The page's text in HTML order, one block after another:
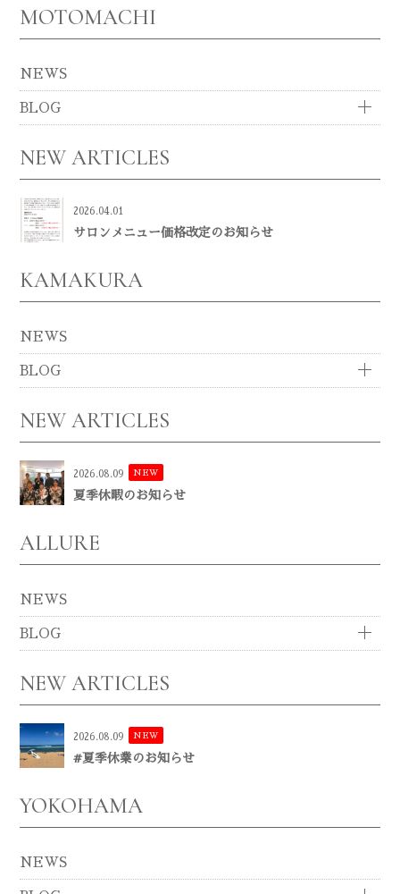
MOTOMACHI
NEWS
BLOG
NEW ARTICLES
2026.04.01
サロンメニュー価格改定のお知らせ
KAMAKURA
NEWS
BLOG
NEW ARTICLES
2026.08.09 NEW
夏季休暇のお知らせ
ALLURE
NEWS
BLOG
NEW ARTICLES
2026.08.09 NEW
#夏季休業のお知らせ
YOKOHAMA
NEWS